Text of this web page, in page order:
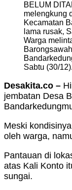
BELUM
melengkung
Kecamatan
lama rusak,
Warga
Sabtu (30/12).
Desakita.co –
jembatan Desa
Meski
oleh warga,
Pantauan di
atas Kali Konto
sungai.